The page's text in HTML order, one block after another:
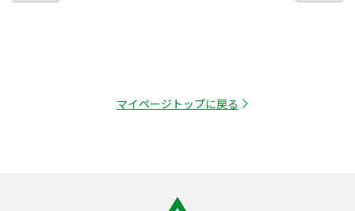
マイページトップに戻る